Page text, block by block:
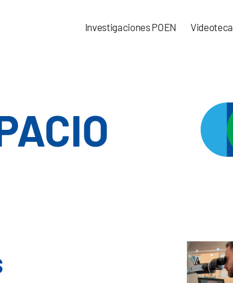
Investigaciones POEN Videoteca